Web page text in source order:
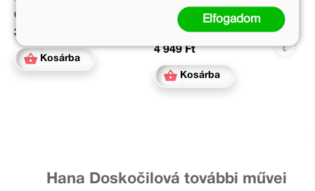
Online ár:
3 279 Ft
Kosárba
5 499 Ft
Kötött ár:
4 949 Ft
Kosárba
Hana Doskočilová további művei
Elfogadom